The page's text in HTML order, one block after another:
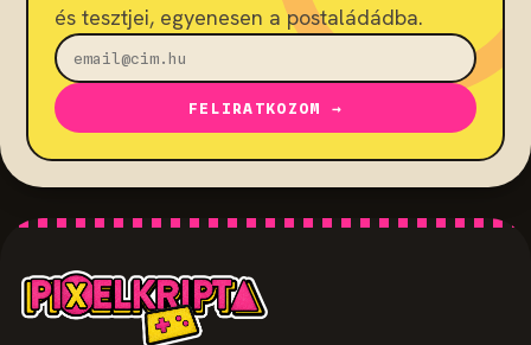
és tesztjei, egyenesen a postaládádba.
FELIRATKOZOM →